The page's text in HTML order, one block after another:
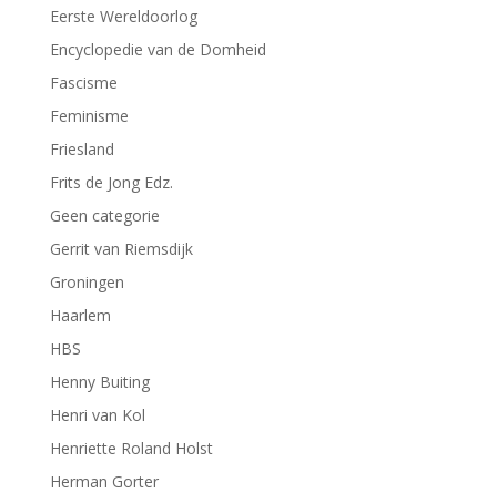
Eerste Wereldoorlog
Encyclopedie van de Domheid
Fascisme
Feminisme
Friesland
Frits de Jong Edz.
Geen categorie
Gerrit van Riemsdijk
Groningen
Haarlem
HBS
Henny Buiting
Henri van Kol
Henriette Roland Holst
Herman Gorter